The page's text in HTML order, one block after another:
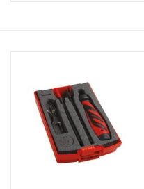
Alles om te Frezen |
Alles om te Draaien |